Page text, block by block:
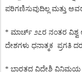
ಪರಿಗಣಿಸುವುದಿಲ್ಲ ಮತ್ತು
* ಮಾರ್ಚ್ ೨೭ರ ನಂತರ ವಿಶ್ವ
ದೇಶಗಳು ಧನಾತ್ಮಕ ಪ್ರಗತಿ ದರ
* ಭಾರತದ ವಿದೇಶಿ ವಿನಿಮಯ